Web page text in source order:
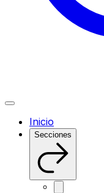
Inicio
Secciones